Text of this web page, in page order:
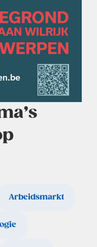
Arbeidsmarkt